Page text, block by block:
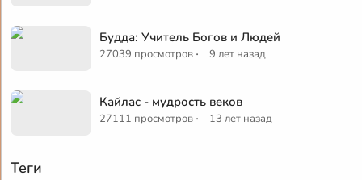
Будда: Учитель Богов и Людей
27039 просмотров · 9 лет назад
Кайлас - мудрость веков
27111 просмотров · 13 лет назад
Теги